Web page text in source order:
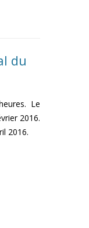
du
Le
2016.
2016.